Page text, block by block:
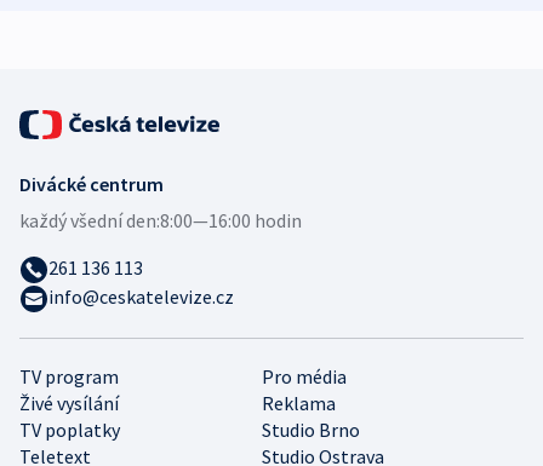
TV program
Pro média
Živé vysílání
Reklama
TV poplatky
Studio Brno
Teletext
Studio Ostrava
Divácké centrum
každý všední den:8:00—16:00 hodin
261 136 113
info@ceskatelevize.cz